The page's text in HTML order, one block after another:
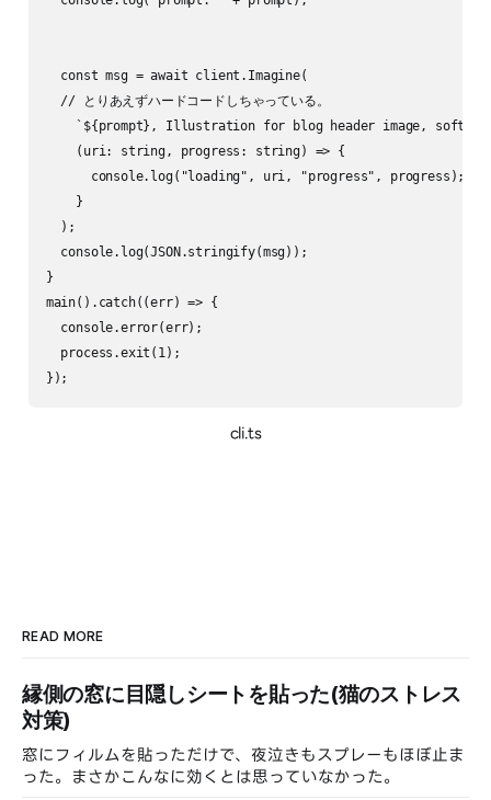
  const msg = await client.Imagine(
  // とりあえずハードコードしちゃっている。
`${prompt}, Illustration for blog header image, soft
    (uri: string, progress: string) => {
      console.log("loading", uri, "progress", progress);
    }
  );
  console.log(JSON.stringify(msg));
}
main().catch((err) => {
  console.error(err);
  process.exit(1);
cli.ts
READ MORE
縁側の窓に目隠しシートを貼った(猫のストレス
対策)
窓にフィルムを貼っただけで、夜泣きもスプレーもほぼ止ま
った。まさかこんなに効くとは思っていなかった。